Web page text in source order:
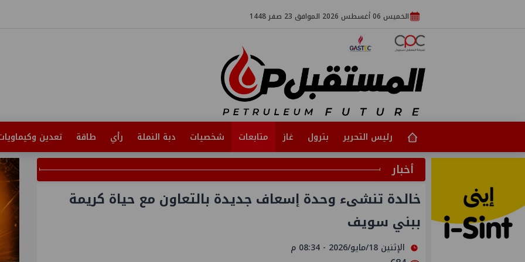
الخميس 06 أغسطس 2026 الموافق 23 صفر 1448
رئيس التحرير بترول غاز متابعات شخصيات دبة النملة رأي طاقة تعدين
أخبار
خالدة تنشىء وحدة إسعاف جديدة بالتعاون مع حياة كريمة
ببني سويف
الإثنين 18/مايو/2026 - 08:34 م